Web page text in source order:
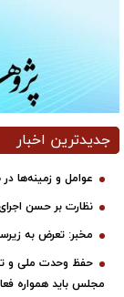
جدیدترین اخبار
عوامل و زمینه‌ها
نظارت بر حسن
مخبر: تعرض به
حفظ وحدت ملی و
مجلس باید همواره